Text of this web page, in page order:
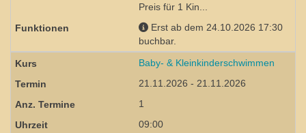
Preis für 1 Kin...
Erst ab dem 24.10.2026 17:30
buchbar.
Baby- & Kleinkinderschwimmen
21.11.2026 - 21.11.2026
1
09:00